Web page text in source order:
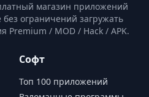
магазин приложений
ограничений загружать
/ MOD / Hack / APK.
Софт
Топ 100 приложений